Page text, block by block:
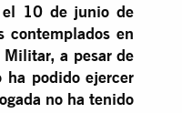
10 de junio de
contemplados en
Militar, a pesar de
podido ejercer
no ha tenido